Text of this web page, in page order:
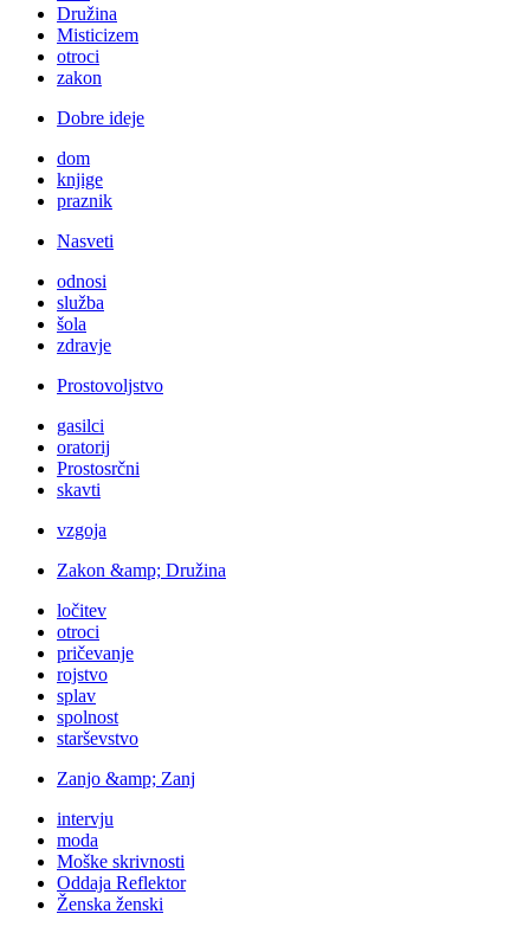
Družina
Misticizem
otroci
zakon
Dobre ideje
dom
knjige
praznik
Nasveti
odnosi
služba
šola
zdravje
Prostovoljstvo
gasilci
oratorij
Prostosrčni
skavti
vzgoja
Zakon &amp; Družina
ločitev
otroci
pričevanje
rojstvo
splav
spolnost
starševstvo
Zanjo &amp; Zanj
intervju
moda
Moške skrivnosti
Oddaja Reflektor
Ženska ženski